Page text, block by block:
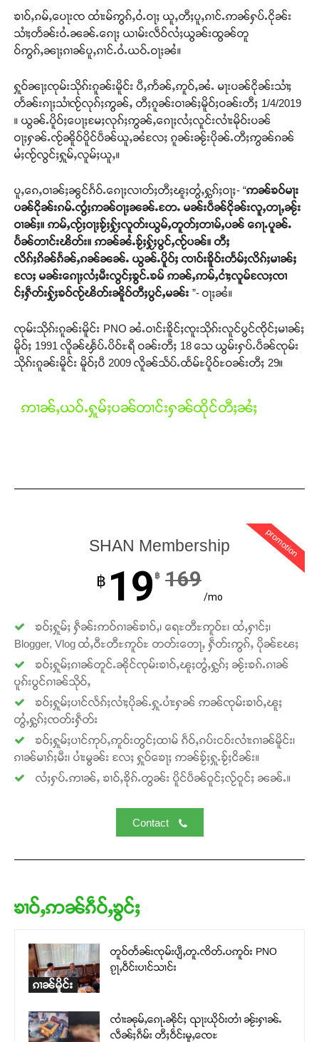
Support SHAN
တႃႇႁႂ်ႈသဵင်ၵၢင်ၸႂ်ၵူၼ်းမိူင်း ၵူႈတီႈၵူႈလႅၼ်ပေႃးတေၸွ
တ်ႇ တူဝ်ႈလုမ်ႈၾႃႉၼၼ်ႉ ၶဝ်ႈႁူမ်ႈၵမ်ႉထႅမ် ၸုမ်းၶၢ
Donate Now
ၶၢဝ်ႇၵမ်ႇပေႃးၸ ထၢႆးမ်ဢွၵ်ႇဝႆႉဝႃႈ ယူႇတီႈပူႇၵၢင်ႉဢၼ်ႁပ်ႉငိုၼ်း
သၢႆႈတႅၼ်းဝႆႉၼၼ်ႉၵေႃႈ ယၢမ်းလဵဝ်လႆႈယွၼ်းထွၼ်တူ
ဝ်ဢွၵ်ႇၼႃႈၵၢၼ်ပူႇၵၢင်ႉဝႆႉယဝ်ႉဝႃႈၼႆ။
ႁူဝ်ၼႃႈၸုမ်းသိုၵ်းၵူၼ်းမိူင်း ပီႇဢႅၼ်ႇဢူဝ်ႇၼႆႉ မႃးပၼ်ငိုၼ်းသၢႆႈ
တႅၼ်းၵႃႈသၢႆၸႂ်လုၵ်ႈဢွၼ်ႇ တီႈၵူၼ်းဝၢၼ်ႈမိူဝ်ႈဝၼ်းတီႈ 1/4/2019
။ ယွၼ်ႉပိူဝ်ႈပေႃႈမႄႈလုၵ်ႈဢွၼ်ႇၵေႃႈလႆႈလူင်းလၢႆးမိုဝ်းပၼ်
ဝႃႈႁၼ်ႉၸႂ်ၼိူဝ်ပိူင်ပဵၼ်ယူႇၼႆလႄႈ ၵူၼ်းၼႂ်းပိုၼ်ႉတီႈဢွၼ်ၵၼ်
မႆႈၸႂ်လွင်ႈႁူမ်ႇလူမ်ႈယူႇ။
ပူႇၵေႇဝၢၼ်ႈၼွင်ၵႅဝ်ႉၵေႃႈလၢတ်ႈတီႈၽူႈတွႆႇႁွၵ်ႈဝႃႈ- “ဢၼ်ၶဝ်မႃး
ပၼ်ငိုၼ်းၵမ်ႉၸွႆႈဢၼ်ဝႃႈၼၼ်ႉတႄႉ မၼ်းပဵၼ်ငိုၼ်းလူႇတႃႇၼႂ်း
ဝၢၼ်ႈ။ ဢမ်ႇၸႂ်ႈဝႃႈၶႂ်ႈႁႂ်ႈလူတ်းယွမ်ႇတူတ်ႈတၢမ်ႇပၼ် ၵေႃႉပူၼ်ႉ
ပႅၼ်တၢင်းၽိတ်း။ ဢၼ်ၼႆႉၶႂ်ႈႁႂ်ႈပွင်ႇၸႂ်ပၼ်။ တီႈ
လိၵ်ႈၵိၼ်ၵႅၼ်ႇၵၼ်ၼၼ်ႉ ယွၼ်ႉပိူဝ်ႈ ၸၢဝ်းၶိူဝ်းတႅမ်ႈလိၵ်ႈမၢၼ်ႈ
လႄႈ မၼ်းၵေႃႈလႆႈမီးလွင်ႈၶွင်ႉၶမ် ဢၼ်ႇဢမ်ႇငၢႆႈလူမ်လႄႈၸၢ
င်ႈႁဵတ်းႁႂ်ႈၶဝ်ၸႂ်ၽိတ်းၼိူဝ်တီႈပွင်ႇမၼ်း ”- ဝႃႈၼႆ။
ၸုမ်းသိုၵ်းၵူၼ်းမိူင်း PNO ၼႆႉဝၢင်းၶိူင်ႈၸူးသိုၵ်းလူင်ပွင်ၸိုင်ႈမၢၼ်ႈ
မိူဝ်ႈ 1991 လိူၼ်ၾႅပ်ႉပိဝ်ႊရီ ဝၼ်းတီႈ 18 သေ ယွမ်းႁပ်ႉပဵၼ်ၸုမ်း
သိုၵ်းၵူၼ်းမိူင်း မိူဝ်ႈပီ 2009 လိူၼ်သႅပ်ႉထႅမ်ႊပိူဝ်ႊဝၼ်းတီႈ 29။
ဢၢၼ်ႇယဝ်ႉႁူမ်ႈပၼ်တၢင်းႁၼ်ထိုင်တီႈၼႆႈ
promotion
SHAN Membership
฿ 19 ฿ 169
/mo
ၶဝ်ႈႁူမ်ႈ ႁဵၼ်းဢဝ်ၵၢၼ်ၶၢဝ်ႇ၊ ရေႊတီႊဢူဝ်ႊ၊ ထႆႇႁၢင်ႈ၊
Blogger, Vlog ထႆႇဝီႊတီႊဢူဝ်ႊ တတ်းတေႃႇ ႁဵတ်းဢွၵ်ႇ ပိုၼ်ၽႄႈ
ၶဝ်ႈႁူမ်ႈၵၢၼ်တူင်ႉၼိုင်ၸုမ်းၶၢဝ်ႇၽူႈတွႆႇႁွၵ်ႈ ၼႂ်းၶၵ်ႉၵၢၼ်
ပူၵ်းပွင်ၵၢၼ်သိုဝ်ႇ
ၶဝ်ႈႁူမ်ႈပၢင်လႅၵ်ႈလၢႆႈပိုၼ်ႉႁူႉပၢႆးႁၼ် ဢၼ်ၸုမ်းၶၢဝ်ႇၽူႈ
တွႆႇႁွၵ်ႈၸတ်းႁဵတ်း
ၶဝ်ႈႁူမ်ႈပၢင်ဢုပ်ႇဢူဝ်းတွင်ႈထၢမ် ၵဵဝ်ႇၵပ်းငဝ်းလၢႆးၵၢၼ်မိူင်း၊
ၵၢၼ်မၢၵ်ႈမီး၊ ပၢႆးမွၼ်း လႄႈ ႁူဝ်ၶေႃႈ ဢၼ်ၶႂ်ႈႁူႉၶႂ်ႈငိၼ်း။
လႆႈႁပ်ႉဢၢၼ်ႇ ၶၢဝ်ႇၶိုၵ်ႉတွၼ်း ပိူင်ပဵၼ်ဝူင်ႈလႂ်ဝူင်ႈ ၼၼ်ႉ။
Contact
ၶၢဝ်ႇဢၼ်ၵဵဝ်ႇၶွင်ႈ
ၵၢၼ်မိူင်း
တူဝ်တႅၼ်းၸုမ်းပျီႇတူႉၸိတ်ႉပဢူဝ်း PNO
ၵႂႃႇဝဵင်းပၢင်သၢင်း
ၸၢႆးၼုမ်ႇၵေႃႉၼိုင်ႈ ၺႃးယိုဝ်းတၢႆ ၼႂ်းႁၢၼ်ႉ
လဵၼ်ႈၵဵမ်း တီႈဝဵင်းမူႇၸေႊ